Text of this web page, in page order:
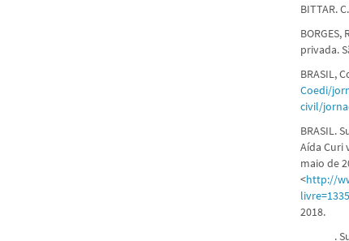
BITTAR.
privada.
BRASIL,
Coedi/
civil/
BRASIL.
Aída Curi
maio de
<http://
2018.
______.